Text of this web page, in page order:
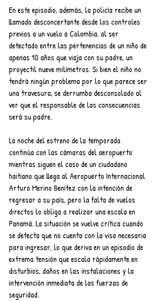
En este episodio, además, la policía recibe un
llamado desconcertante desde los controles
previos a un vuelo a Colombia, al ser
detectado entre las pertenencias de un niño de
apenas 10 años que viaja con su padre, un
proyectil nueve milímetros. Si bien el niño no
tendrá ningún problema por lo que parece ser
una travesura, se derrumba desconsolado al
ver que el responsable de las consecuencias
será su padre.
La noche del estreno de la temporada
continúa con las cámaras del aeropuerto
mientras siguen el caso de un ciudadano
haitiano que llega al Aeropuerto Internacional
Arturo Merino Benítez con la intención de
regresar a su país, pero la falta de vuelos
directos lo obliga a realizar una escala en
Panamá. La situación se vuelve crítica cuando
se detecta que no cuenta con la visa necesaria
para ingresar, lo que deriva en un episodio de
extrema tensión que escala rápidamente en
disturbios, daños en las instalaciones y la
intervención inmediata de las fuerzas de
seguridad.